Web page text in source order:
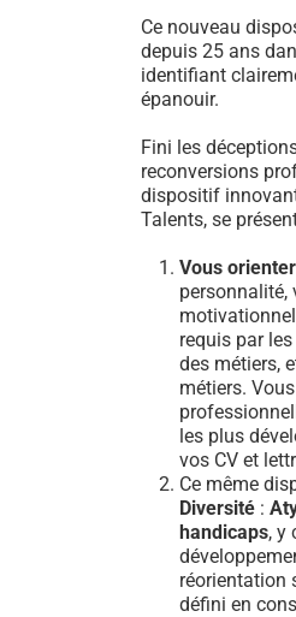
Ce nouveau
depuis 25 ans
identifiant
épanouir.
Fini les
reconversions
dispositif
Talents, se
Vous orienter
personnalité,
requis par
des métiers,
métiers.
les plus
vos CV et
Ce même
Diversité :
handicaps, y
réorientation
défini en